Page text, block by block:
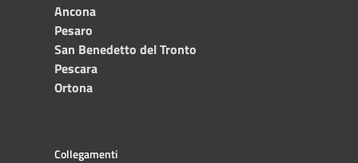
Ancona
Pesaro
San Benedetto del Tronto
Pescara
Ortona
Collegamenti